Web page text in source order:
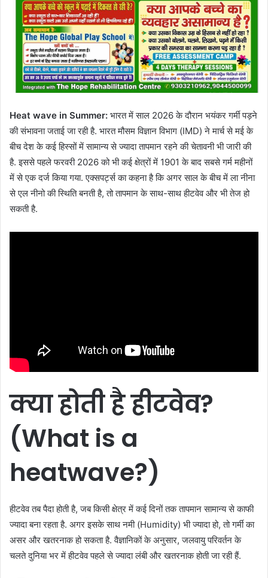
Heat wave in Summer: भारत में साल 2026 के दौरान भयंकर गर्मी पड़ने
की संभावना जताई जा रही है. भारत मौसम विज्ञान विभाग (IMD) ने मार्च से मई के
बीच देश के कई हिस्सों में सामान्य से ज्यादा तापमान रहने की चेतावनी भी जारी की
है. इससे पहले फरवरी 2026 को भी कई क्षेत्रों में 1901 के बाद सबसे गर्म महीनों
में से एक दर्ज किया गया. एक्सपर्ट्स का कहना है कि अगर साल के बीच में ला नीना
से एल नीनो की स्थिति बनती है, तो तापमान के साथ-साथ हीटवेव और भी तेज हो
सकती है.
क्याहोतीहैहीटवेव?
(What is a
heatwave?)
हीटवेव तब पैदा होती है, जब किसी क्षेत्र में कई दिनों तक तापमान सामान्य से काफी
ज्यादा बना रहता है. अगर इसके साथ नमी (Humidity) भी ज्यादा हो, तो गर्मी का
असर और खतरनाक हो सकता है. वैज्ञानिकों के अनुसार, जलवायु परिवर्तन के
चलते दुनिया भर में हीटवेव पहले से ज्यादा लंबी और खतरनाक होती जा रही हैं.